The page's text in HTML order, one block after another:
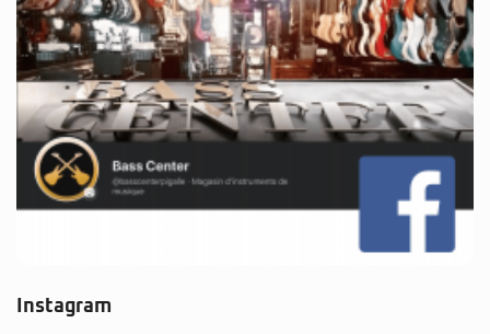
Instagram